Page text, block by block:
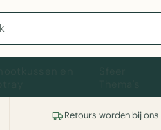
Retours worden bij
Wasmachine of koelkast nodig?